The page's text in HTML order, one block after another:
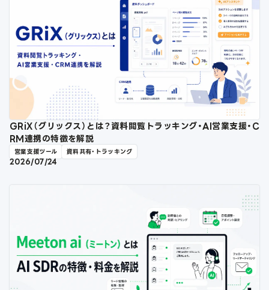
GRiX（グリックス）とは？資料閲覧トラッキング・AI営業支援・C
RM連携の特徴を解説
営業支援ツール 資料共有・トラッキング
2026/07/24